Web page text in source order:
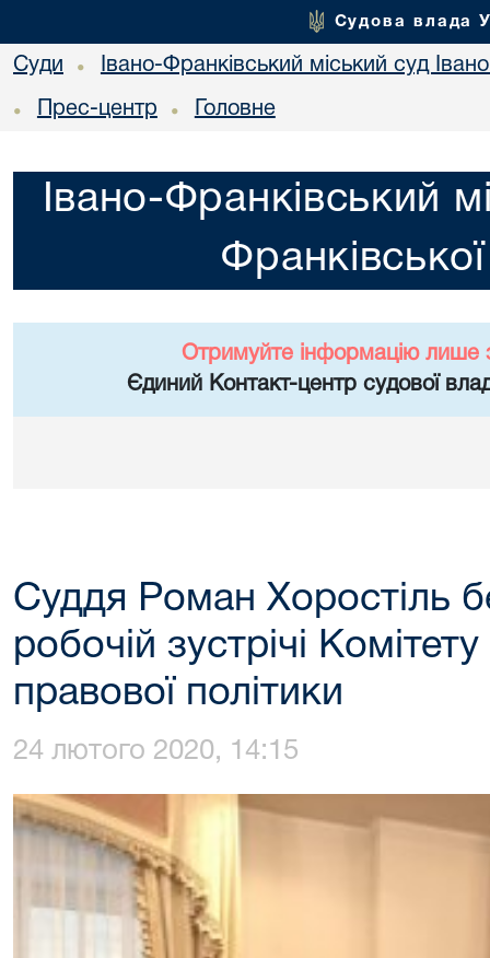
Судова влада
Суди • Івано-Франківський міський суд
• Прес-центр • Головне
Івано-Франківський
Отримуйте інформацію лише
Єдиний Контакт-центр судової
Суддя Роман Хоростіль
робочій зустрічі
правової політики
24 лютого 2020, 14:15